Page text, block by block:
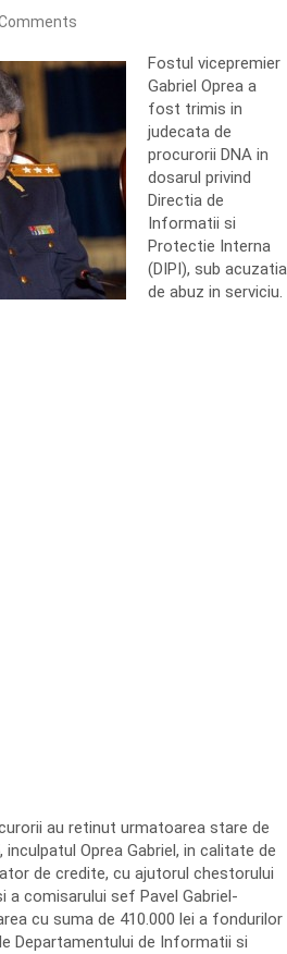
Fostul vicepremier
Gabriel Oprea a
fost trimis in
judecata de
procurorii DNA in
dosarul privind
Directia de
Informatii si
Protectie Interna
(DIPI), sub acuzatia
de abuz in serviciu.
au retinut urmatoarea stare de
Oprea Gabriel, in calitate de
de credite, cu ajutorul chestorului
a comisarului sef Pavel Gabriel-
cu suma de 410.000 lei a fondurilor
Departamentului de Informatii si